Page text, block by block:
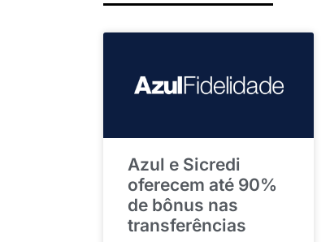
Azul e Sicredi
oferecem até 90%
de bônus nas
transferências